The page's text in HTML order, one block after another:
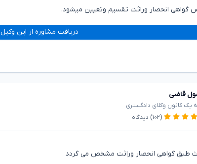
گواهی انحصار وراثت تقسیم وتعیین میشود.
دریافت مشاوره از این وکیل
قاضی
یک کانون وکلای دادگستری
(۱۰۲) دیدگاه
طبق گواهی انحصار وراثت مشخص می گردد